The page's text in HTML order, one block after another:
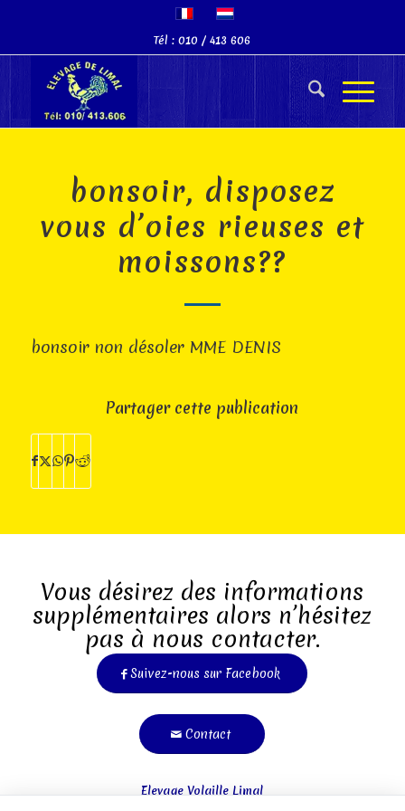
Tél : 010 / 413 606
bonsoir, disposez
vous d’oies rieuses et
moissons??
bonsoir non désoler MME DENIS
Partager cette publication
Vous désirez des informations
supplémentaires alors n’hésitez
pas à nous contacter.
Suivez-nous sur Facebook
Contact
Elevage Volaille Limal